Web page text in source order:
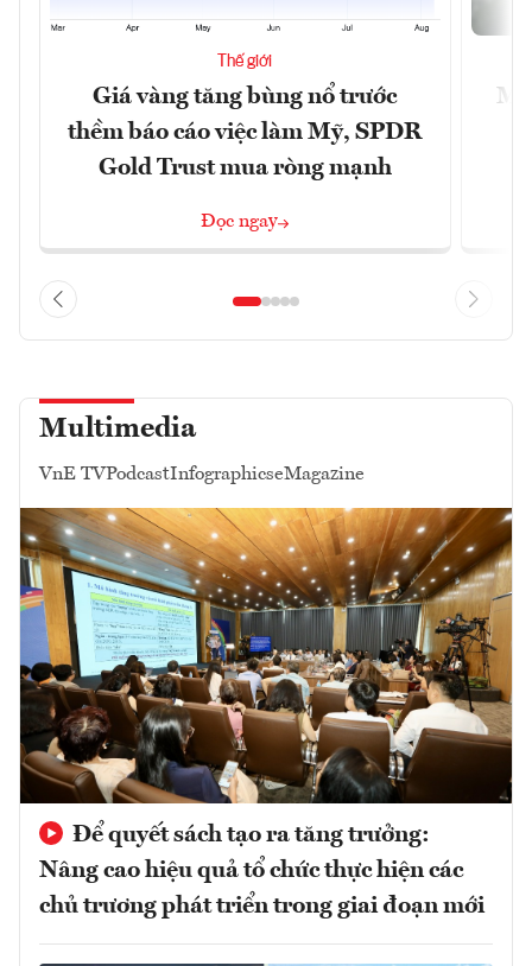
Thế giới
Giá vàng tăng bùng nổ trước
thềm báo cáo việc làm Mỹ, SPDR
Gold Trust mua ròng mạnh
Đọc ngay
Multimedia
VnE TVPodcastInfographicseMagazine
Để quyết sách tạo ra tăng trưởng:
Nâng cao hiệu quả tổ chức thực hiện các
chủ trương phát triển trong giai đoạn mới